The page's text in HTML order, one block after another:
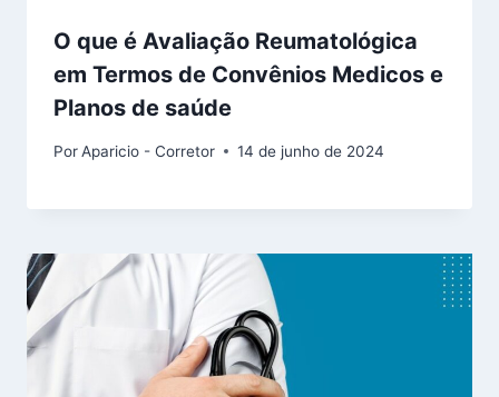
O que é Avaliação Reumatológica
em Termos de Convênios Medicos e
Planos de saúde
PorAparicio - Corretor 14 de junho de 2024